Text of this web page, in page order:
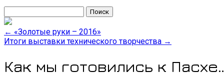
← «Золотые руки – 2016»
Итоги выставки технического творчества →
Как мы готовились к